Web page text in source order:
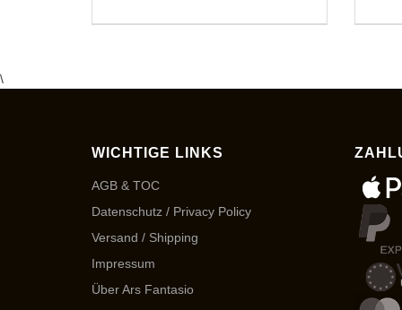
\
WICHTIGE LINKS
AGB & TOC
Datenschutz / Privacy Policy
Versand / Shipping
Impressum
Über Ars Fantasio